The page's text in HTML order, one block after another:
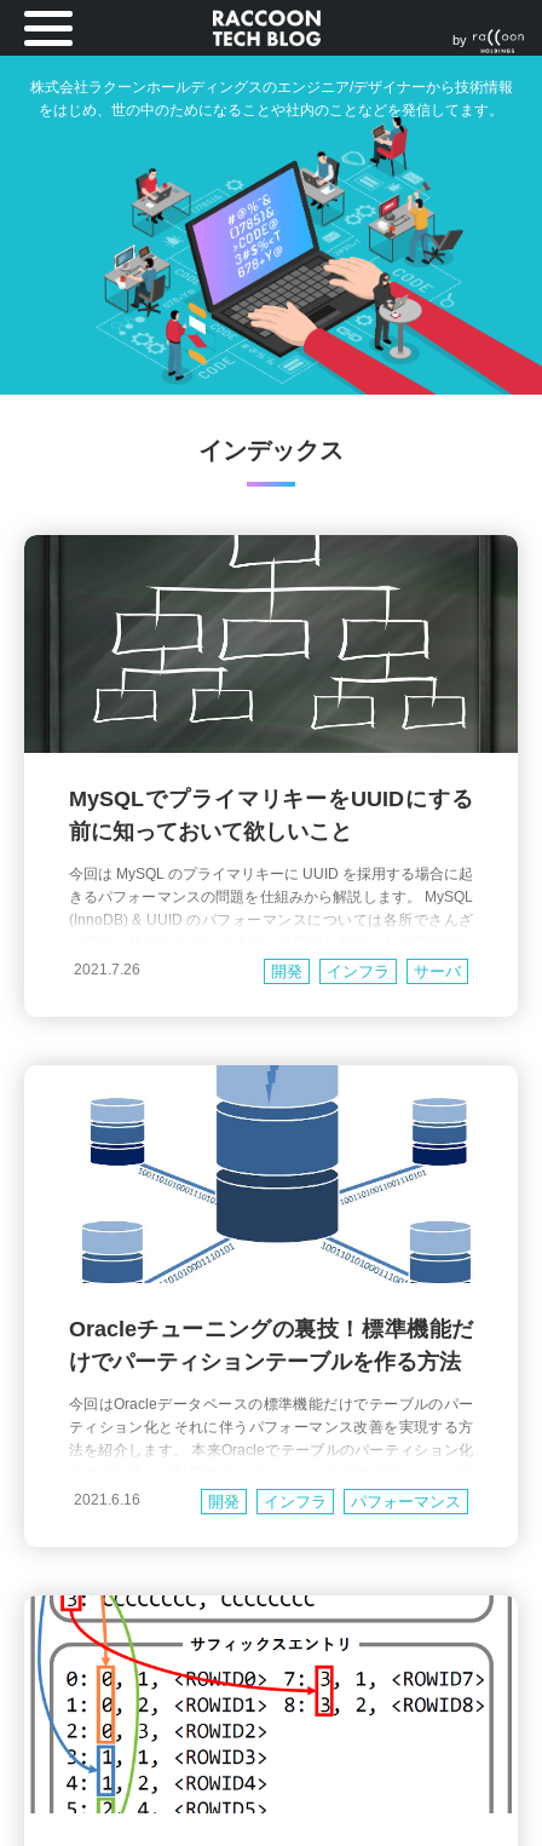
株式会社ラクーンホールディングスのエンジニア/デザイナーから技術情報
をはじめ、世の中のためになることや社内のことなどを発信してます。
by
インデックス
MySQLでプライマリキーをUUIDにする
前に知っておいて欲しいこと
今回は MySQL のプライマリキーに UUID を採用する場合に起
きるパフォーマンスの問題を仕組みから解説します。 MySQL
(InnoDB) & UUID のパフォーマンスについては各所でさんざ
かったり一部には誤解を招くようなものもあるため、しっか
りと理由から理解するための情報として役立つことができれ
2021.7.26 開発 インフラ サーバ
Oracleチューニングの裏技！標準機能だ
けでパーティションテーブルを作る方法
今回はOracleデータベースの標準機能だけでテーブルのパー
ティション化とそれに伴うパフォーマンス改善を実現する方
法を紹介します。 本来Oracleでテーブルのパーティション化
要なので活用できる環境にいる方は多くはなさそうですが、
パーティション化自体のメリットは大規模DBだけでなく、
2021.6.16 開発 インフラ パフォーマンス